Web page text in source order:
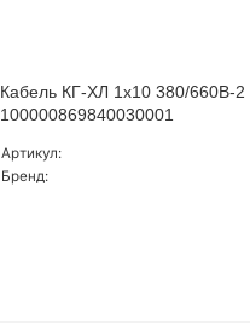
Кабель КГ-ХЛ 1х10 380/660В-
100000869840030001
Артикул:
Бренд: